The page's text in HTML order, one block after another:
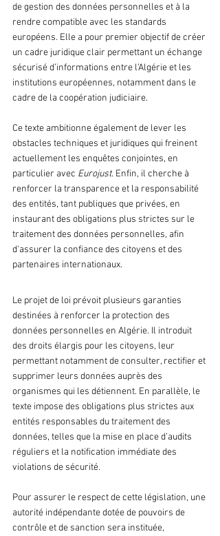
de gestion des données personnelles et à la
rendre compatible avec les standards
européens. Elle a pour premier objectif de créer
un cadre juridique clair permettant un échange
sécurisé d’informations entre l’Algérie et les
institutions européennes, notamment dans le
cadre de la coopération judiciaire.
Ce texte ambitionne également de lever les
obstacles techniques et juridiques qui freinent
actuellement les enquêtes conjointes, en
particulier avec Eurojust. Enfin, il cherche à
renforcer la transparence et la responsabilité
des entités, tant publiques que privées, en
instaurant des obligations plus strictes sur le
traitement des données personnelles, afin
d'assurer la confiance des citoyens et des
partenaires internationaux.
Le projet de loi prévoit plusieurs garanties
destinées à renforcer la protection des
données personnelles en Algérie. Il introduit
des droits élargis pour les citoyens, leur
permettant notamment de consulter, rectifier et
supprimer leurs données auprès des
organismes qui les détiennent. En parallèle, le
texte impose des obligations plus strictes aux
entités responsables du traitement des
données, telles que la mise en place d’audits
réguliers et la notification immédiate des
violations de sécurité.
Pour assurer le respect de cette législation, une
autorité indépendante dotée de pouvoirs de
contrôle et de sanction sera instituée,